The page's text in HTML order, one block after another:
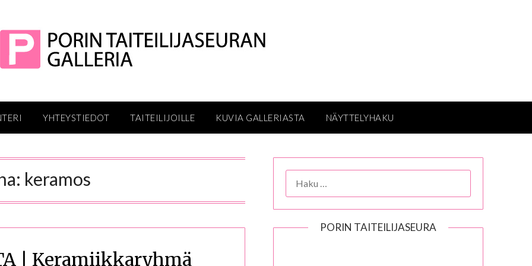
YHTEYSTIEDOT TAITEILIJOILLE KUVIA GALLERIASTA NÄYTTELYHAKU
keramos
| Keramiikkaryhmä
PORIN TAITEILIJASEURA